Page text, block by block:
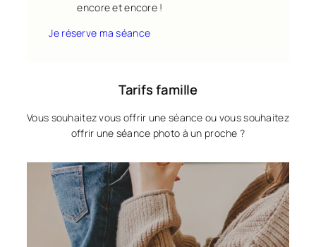
encore et encore !
Je réserve ma séance
Tarifs famille
Vous souhaitez vous offrir une séance ou vous souhaitez
offrir une séance photo à un proche ?